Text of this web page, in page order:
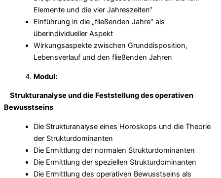
Elemente und die vier Jahreszeiten“
Einführung in die „fließenden Jahre“ als
überindividueller Aspekt
Wirkungsaspekte zwischen Grunddisposition,
Lebensverlauf und den fließenden Jahren
Modul:
Strukturanalyse und die Feststellung des operativen
Bewusstseins
Die Strukturanalyse eines Horoskops und die Theorie
der Strukturdominanten
Die Ermittlung der normalen Strukturdominanten
Die Ermittlung der speziellen Strukturdominanten
Die Ermittlung des operativen Bewusstseins als